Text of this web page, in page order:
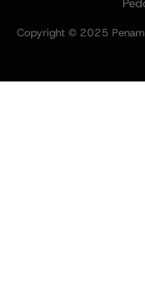
Copyright © 2025